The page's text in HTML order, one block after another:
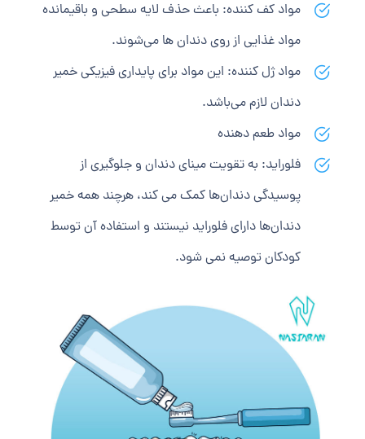
مواد کف کننده: باعث حذف لایه سطحی و باقیمانده
مواد غذایی از روی دندان ها می‌شوند.
مواد ژل کننده: این مواد برای پایداری فیزیکی خمیر
دندان لازم می‌باشد.
مواد طعم دهنده
فلوراید: به تقویت مینای دندان و جلوگیری از
پوسیدگی دندان‌ها کمک می‌ کند، هرچند همه خمیر
دندان‌ها دارای فلوراید نیستند و استفاده آن توسط
کودکان توصیه نمی شود.